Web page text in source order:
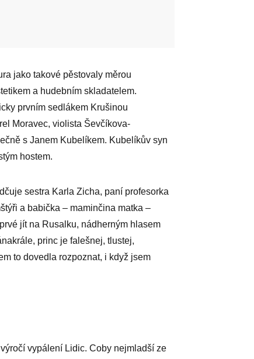
jako takové pěstovaly měrou
a hudebním skladatelem.
prvním sedlákem Krušinou
Moravec, violista Ševčíkova-
s Janem Kubelíkem. Kubelíkův syn
hostem.
sestra Karla Zicha, paní profesorka
a babička – maminčina matka –
jít na Rusalku, nádherným hlasem
princ je falešnej, tlustej,
to dovedla rozpoznat, i když jsem
vypálení Lidic. Coby nejmladší ze